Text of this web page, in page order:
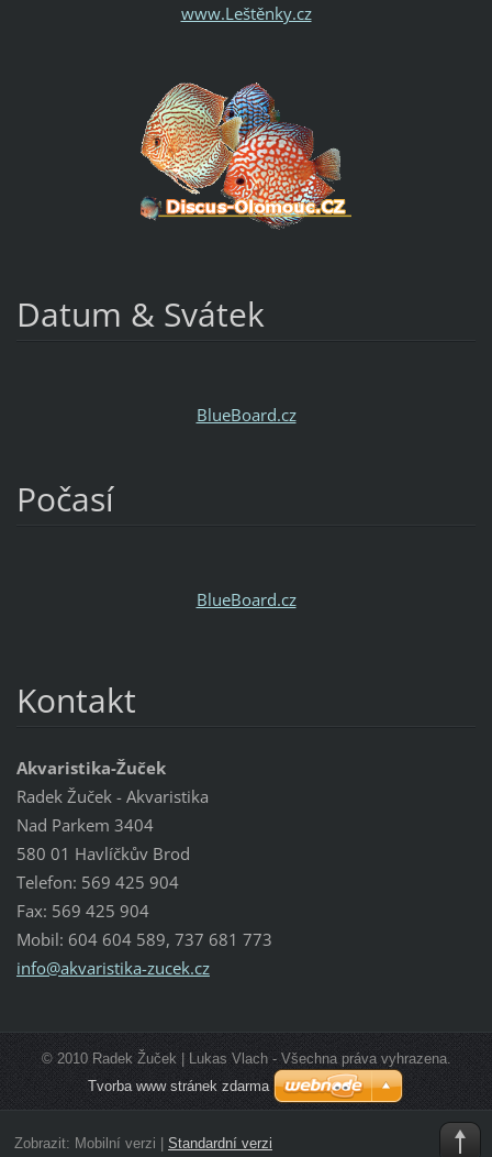
www.Leštěnky.cz
Datum & Svátek
BlueBoard.cz
Počasí
BlueBoard.cz
Kontakt
Akvaristika-Žuček
Radek Žuček - Akvaristika
Nad Parkem 3404
580 01 Havlíčkův Brod
Telefon: 569 425 904
Fax: 569 425 904
Mobil: 604 604 589, 737 681 773
info@akvaristika-zucek.cz
© 2010 Radek Žuček | Lukas Vlach - Všechna práva vyhrazena.
Tvorba www stránek zdarma
Zobrazit: Mobilní verzi Standardní verzi